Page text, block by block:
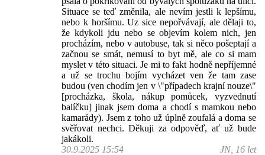
Situace se teď změnila, ale nevím jestli k lepšímu,
nebo k horšímu. Uz sice nepořvávají, ale dělaji to,
že kdykoli jdu nebo se objevím kolem nich, jen
procházím, nebo v autobuse, tak si něco pošeptají a
začnou se smát, nemusí to byt mě, ale co si mam
myslet v této situaci. Je mi to fakt hodně nepříjemné
a už se trochu bojím vycházet ven že tam zase
budou (ven chodím jen v \"případech krajní nouze\"
[procházka, škola, nákup pomůcek, vyzvednutí
balíčku] jinak jsem doma a chodí s mamkou nebo
kamarády). Jsem z toho už úplně zoufalá a doma se
svěřovat nechci. Děkuji za odpověď, ať už bude
jakákoli.
30.9.2025 15:54
JN, 16 let